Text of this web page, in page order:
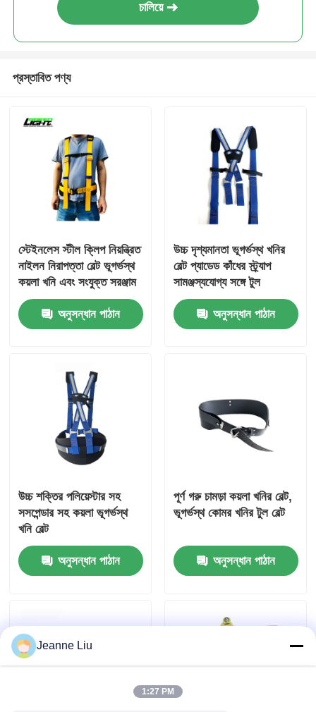
চালিয়ে
প্রস্তাবিত পণ্য
স্টেইনলেস স্টীল ক্লিপ নিয়ন্ত্রিত
নাইলন নিরাপত্তা বেল্ট ভূগর্ভস্থ
কয়লা খনি এবং সংযুক্ত সরঞ্জাম
জন্য 1245mm * 53mm
অনুসন্ধান পাঠান
উচ্চ দৃশ্যমানতা ভূগর্ভস্থ খনির
বেল্ট প্যাডেড কাঁধের স্ট্র্যাপ
সামঞ্জস্যযোগ্য সঙ্গে টুল
অনুসন্ধান পাঠান
উচ্চ শক্তির পলিয়েস্টার সহ
সসপেন্ডার সহ কয়লা ভূগর্ভস্থ
খনি বেল্ট
অনুসন্ধান পাঠান
পূর্ণ গরু চামড়া কয়লা খনির বেল্ট,
ভূগর্ভস্থ কোমর খনির টুল বেল্ট
অনুসন্ধান পাঠান
Jeanne Liu
1:27 PM